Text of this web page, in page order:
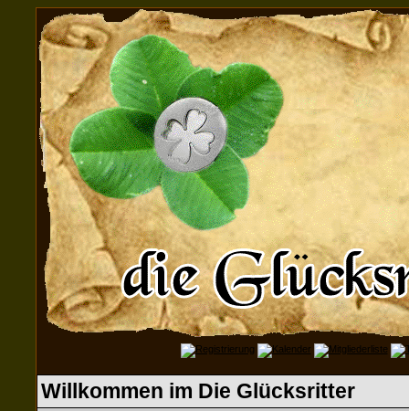
Willkommen im Die Glücksritter